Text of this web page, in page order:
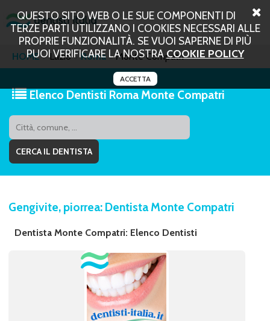
QUESTO SITO WEB O LE SUE COMPONENTI DI
TERZE PARTI UTILIZZANO I COOKIES NECESSARI ALLE
PROPRIE FUNZIONALITÀ. SE VUOI SAPERNE DI PIÙ
PUOI VERIFICARE LA NOSTRACOOKIE POLICY
ACCETTA
HOME Lazio Roma Monte Compatri
Elenco Dentisti Roma Monte Compatri
Gengivite, piorrea: Dentista Monte Compatri
Dentista Monte Compatri: Elenco Dentisti